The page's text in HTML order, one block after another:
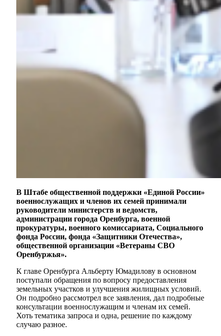
В Штабе общественной поддержки «Единой России»
военнослужащих и членов их семей принимали
руководители министерств и ведомств,
администрации города Оренбурга, военной
прокуратуры, военного комиссариата, Социального
фонда России, фонда «Защитники Отечества»,
общественной организации «Ветераны СВО
Оренбуржья».
К главе Оренбурга Альберту Юмадилову в основном
поступали обращения по вопросу предоставления
земельных участков и улучшения жилищных условий.
Он подробно рассмотрел все заявления, дал подробные
консультации военнослужащим и членам их семей.
Хоть тематика запроса и одна, решение по каждому
случаю разное.